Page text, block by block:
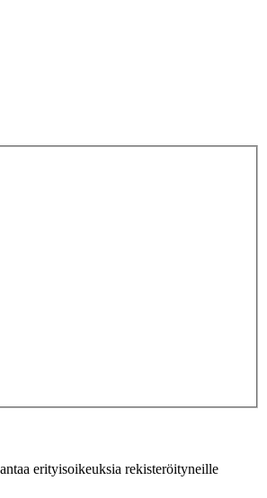
erityisoikeuksia rekisteröityneille